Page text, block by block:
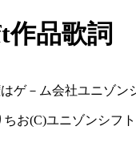
作品歌詞
ゲ－ム会社ユニゾン
お(C)ユニゾンシフ